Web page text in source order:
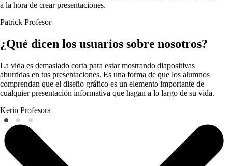
a la hora de crear presentaciones.
Patrick Profesor
¿Qué dicen los usuarios sobre nosotros?
La vida es demasiado corta para estar mostrando diapositivas
aburridas en tus presentaciones. Es una forma de que los alumnos
comprendan que el diseño gráfico es un elemento importante de
cualquier presentación informativa que hagan a lo largo de su vida.
Kerin Profesora